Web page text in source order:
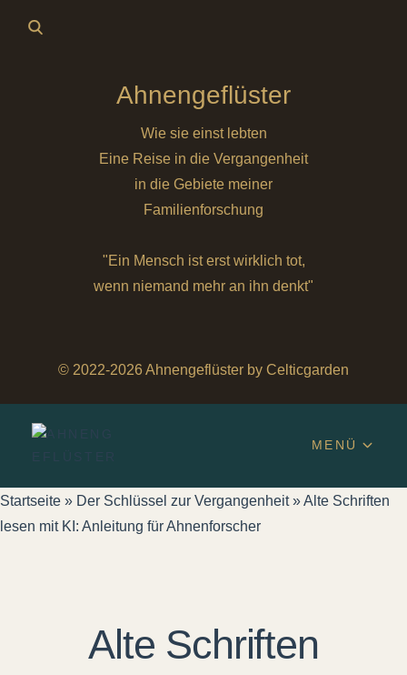
Ahnengeflüster
Wie sie einst lebten
Eine Reise in die Vergangenheit
in die Gebiete meiner
Familienforschung
"Ein Mensch ist erst wirklich tot,
wenn niemand mehr an ihn denkt"
© 2022-2026 Ahnengeflüster by Celticgarden
MENÜ
Startseite » Der Schlüssel zur Vergangenheit»Alte Schriften
lesen mit KI: Anleitung für Ahnenforscher
Alte Schriften